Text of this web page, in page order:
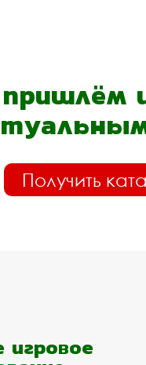
Получить
игровое